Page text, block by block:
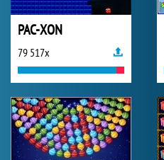
PAC-XON
79 517x